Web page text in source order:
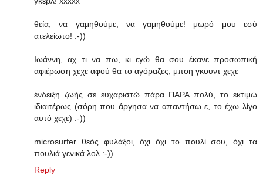
θεία, να γαμηθούμε, να γαμηθούμε! μωρό μου εσύ
ατελείωτο! :-))
Ιωάννη, αχ τι να πω, κι εγώ θα σου έκανε προσωπική
αφιέρωση χεχε αφού θα το αγόραζες, μποη γκουντ χεχε
ένδειξη ζωής σε ευχαριστώ πάρα ΠΑΡΑ πολύ, το εκτιμώ
ιδιαιτέρως (σόρη που άργησα να απαντήσω ε, το έχω λίγο
αυτό χεχε) :-))
microsurfer θεός φυλάξοι, όχι όχι το πουλί σου, όχι τα
πουλιά γενικά λολ :-))
Reply